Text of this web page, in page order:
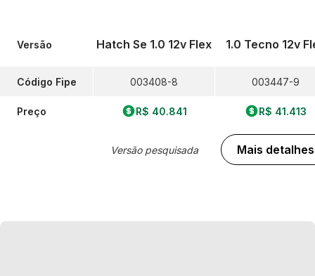
Versão
Código Fipe
Preço
Hatch Se 1.0 12v Flex
003408-8
R$ 40.841
Versão pesquisada
1.0 Tecno 12v
003447-9
R$ 41.413
Mais detalhes